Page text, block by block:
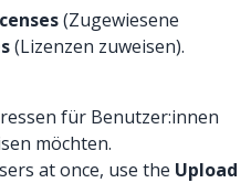
(Zugewiesene
(Lizenzen zuweisen).
für Benutzer:innen
möchten.
at once, use the Upload